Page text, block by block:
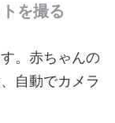
を撮る
。赤ちゃんの
自動でカメラ